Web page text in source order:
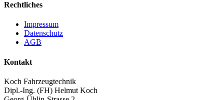
Rechtliches
Impressum
Datenschutz
AGB
Kontakt
Koch Fahrzeugtechnik
Dipl.-Ing. (FH) Helmut Koch